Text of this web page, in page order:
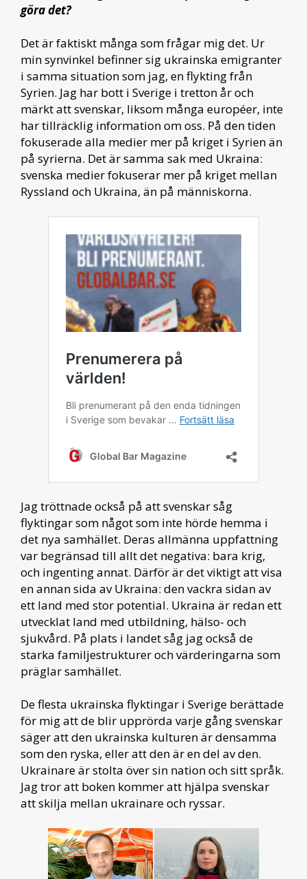
göra det?
Det är faktiskt många som frågar mig det. Ur
min synvinkel befinner sig ukrainska emigranter
i samma situation som jag, en flykting från
Syrien. Jag har bott i Sverige i tretton år och
märkt att svenskar, liksom många européer, inte
har tillräcklig information om oss. På den tiden
fokuserade alla medier mer på kriget i Syrien än
på syrierna. Det är samma sak med Ukraina:
svenska medier fokuserar mer på kriget mellan
Ryssland och Ukraina, än på människorna.
Jag tröttnade också på att svenskar såg
flyktingar som något som inte hörde hemma i
det nya samhället. Deras allmänna uppfattning
var begränsad till allt det negativa: bara krig,
och ingenting annat. Därför är det viktigt att visa
en annan sida av Ukraina: den vackra sidan av
ett land med stor potential. Ukraina är redan ett
utvecklat land med utbildning, hälso- och
sjukvård. På plats i landet såg jag också de
starka familjestrukturer och värderingarna som
präglar samhället.
De flesta ukrainska flyktingar i Sverige berättade
för mig att de blir upprörda varje gång svenskar
säger att den ukrainska kulturen är densamma
som den ryska, eller att den är en del av den.
Ukrainare är stolta över sin nation och sitt språk.
Jag tror att boken kommer att hjälpa svenskar
att skilja mellan ukrainare och ryssar.